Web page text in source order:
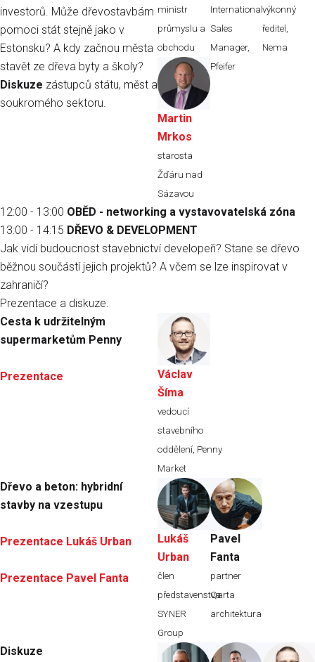
investorů. Může dřevostavbám
pomoci stát stejně jako v
Estonsku? A kdy začnou města
stavět ze dřeva byty a školy?
Diskuze zástupců státu, měst a
soukromého sektoru.
ministr
průmyslu a
obchodu
Martin
Mrkos
starosta
Žďáru nad
Sázavou
International
Sales
Manager,
Pfeifer
výkonný
ředitel,
Nema
12:00 - 13:00 OBĚD - networking a vystavovatelská zóna
13:00 - 14:15 DŘEVO & DEVELOPMENT
Jak vidí budoucnost stavebnictví developeři? Stane se dřevo
běžnou součástí jejich projektů? A včem se lze inspirovat v
zahraničí?
Prezentace a diskuze.
Cesta k udržitelným
supermarketům Penny
Prezentace
Václav
Šíma
vedoucí
stavebního
oddělení, Penny
Market
Dřevo a beton: hybridní
stavby na vzestupu
Prezentace Lukáš Urban
Prezentace Pavel Fanta
Lukáš
Urban
člen
představenstva
SYNER
Group
Pavel
Fanta
partner
Qarta
architektura
Diskuze